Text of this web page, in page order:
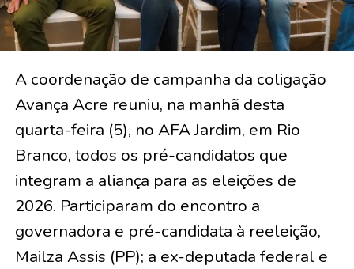
A coordenação de campanha da coligação
Avança Acre reuniu, na manhã desta
quarta-feira (5), no AFA Jardim, em Rio
Branco, todos os pré-candidatos que
integram a aliança para as eleições de
2026. Participaram do encontro a
governadora e pré-candidata à reeleição,
Mailza Assis (PP); a ex-deputada federal e